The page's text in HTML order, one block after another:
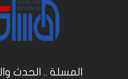
المسلة .. الحدث